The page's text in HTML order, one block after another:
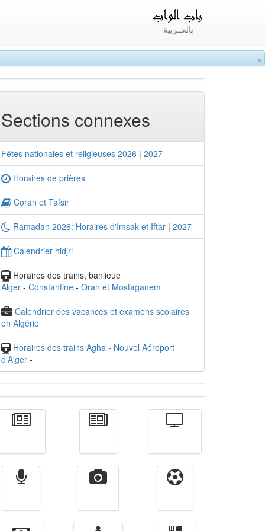
×
بالعــربية
Sections connexes
Fêtes nationales et religieuses 2026 | 2027
Horaires de prières
Coran et Tafsir
Ramadan 2026: Horaires d'Imsak et Iftar | 2027
Calendrier hidjri
Horaires des trains, banlieue
Alger - Constantine - Oran et Mostaganem
Calendrier des vacances et examens scolaires
en Algérie
Horaires des trains Agha - Nouvel Aéroport
d'Alger -